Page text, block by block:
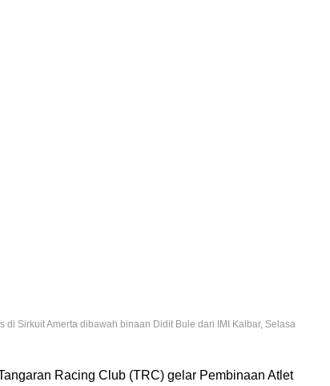
Sirkuit Amerta dibawah binaan Didit Bule dari IMI Kalbar, Selasa
Racing Club (TRC) gelar Pembinaan Atlet